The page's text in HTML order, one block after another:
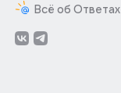
Всё об Ответах